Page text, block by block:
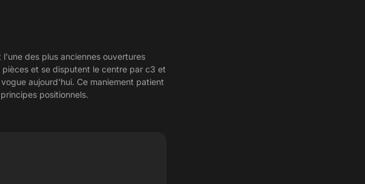
des plus anciennes ouvertures
et se disputent le centre par c3 et
aujourd'hui. Ce maniement patient
positionnels.